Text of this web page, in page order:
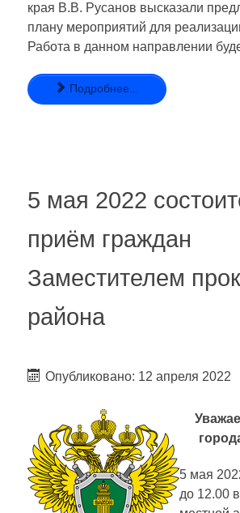
края В.В. Русанов высказали
плану мероприятий для
Работа в данном направлении
Подробнее...
5 мая 2022
приём граждан
Заместителем
района
Опубликовано: 12 апреля 2022
5 мая
до 12.00